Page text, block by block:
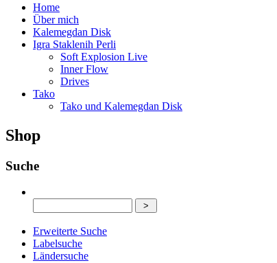
Home
Über mich
Kalemegdan Disk
Igra Staklenih Perli
Soft Explosion Live
Inner Flow
Drives
Tako
Tako und Kalemegdan Disk
Shop
Suche
Erweiterte Suche
Labelsuche
Ländersuche